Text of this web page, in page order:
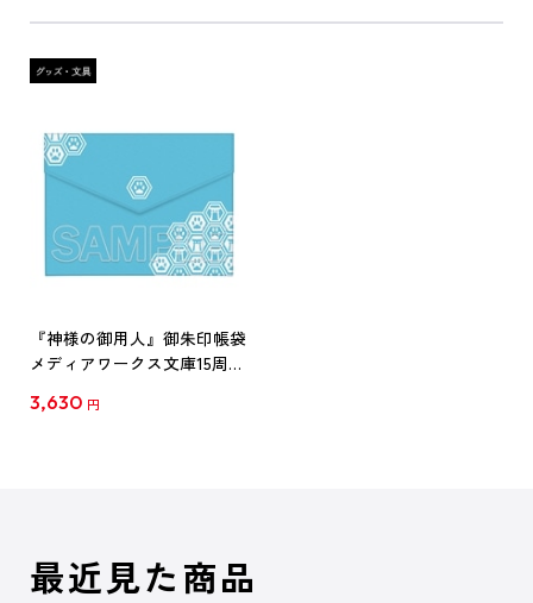
『神様の御用人』御朱印帳袋
メディアワークス文庫15周年
3,630 円
最近見た商品